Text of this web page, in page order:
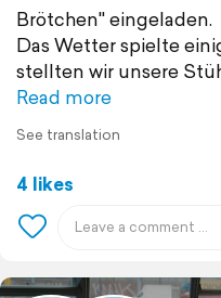
Brötchen" eingeladen.
Das Wetter spielte
stellten wir unsere
Read more
See translation
4 likes